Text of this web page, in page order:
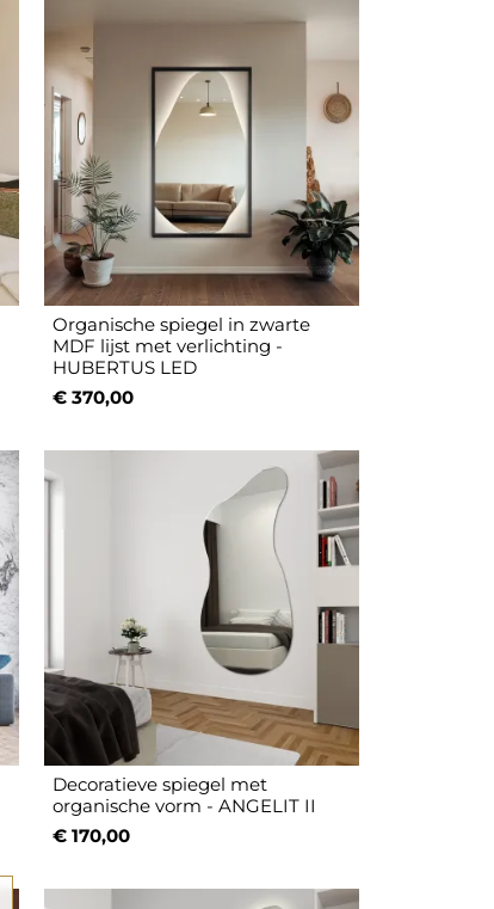
Organische spiegel in zwarte
MDF lijst met verlichting -
HUBERTUS LED
€ 370,00
Decoratieve spiegel met
organische vorm - ANGELIT II
€ 170,00